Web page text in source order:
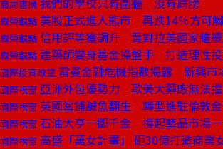
商周書摘
霸榮觀點 美股正式進入熊市 再跌14％方可
霸榮觀點 信用評等獲調升 買對拉美國家繼
霸榮觀點 建築師變身基金操盤手 打造理性
國際投資瞭望 雷曼金融危機指數揭露 新興市
國際視窗 亞洲外包優勢力 歐美大藥廠無法擋
國際視窗 英國當鋪鹹魚翻生 轉型進駐倫敦
國際視窗 石油大亨一擲千金 撐起藝品市場
國際視窗 高盛「萬女計畫」 砸30億打造商業